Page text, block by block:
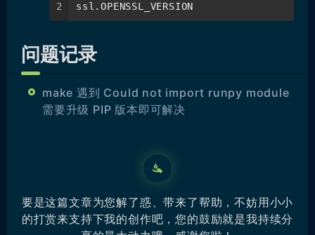
2
ssl.OPENSSL_VERSION
问题记录
make 遇到 Could not import runpy module
需要升级 PIP 版本即可解决
要是这篇文章为您解了惑、带来了帮助，不妨用小小
的打赏来支持下我的创作吧，您的鼓励就是我持续分